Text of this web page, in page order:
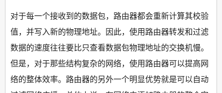
对于每一个接收到的数据包，路由器都会重新计算其校验
值，并写入新的物理地址。因此，使用路由器转发和过滤
数据的速度往往要比只查看数据包物理地址的交换机慢。
但是，对于那些结构复杂的网络，使用路由器可以提高网
络的整体效率。路由器的另外一个明显优势就是可以自动